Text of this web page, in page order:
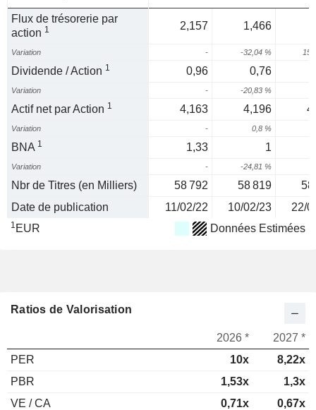
Flux de trésorerie par
action 1 2,157 1,466
Variation - -32,04 %
Dividende / Action 1 0,96 0,76
Variation - -20,83 %
Actif net par Action 1 4,163 4,196
Variation - 0,8 %
BNA 1 1,33 1
Variation - -24,81 %
Nbr de Titres (en Milliers) 58 792 58 819
58
Date de publication
11/02/22 10/02/23 22/
1 EUR Données Estimées
Ratios de Valorisation
2026 *
2027 *
PER
10x
8,22x
PBR
1,53x
1,3x
VE / CA
0,71x
0,67x